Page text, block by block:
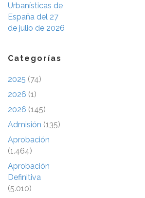
Urbanísticas de
España del 27
de julio de 2026
Categorías
2025 (74)
2026 (1)
2026 (145)
Admisión (135)
Aprobación
(1.464)
Aprobación
Definitiva
(5.010)